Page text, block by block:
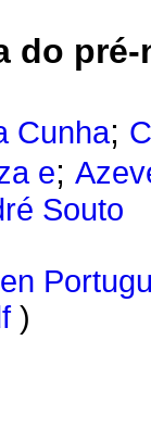
do
Cunha;
e;
Souto
)